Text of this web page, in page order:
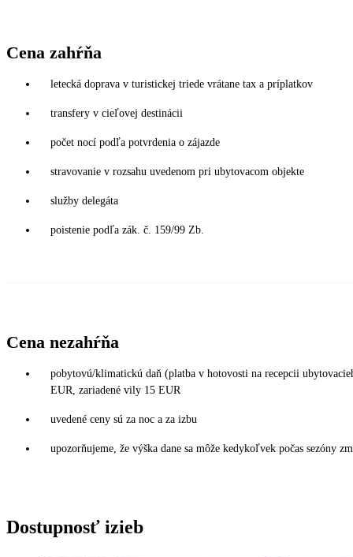
Cena zahŕňa
letecká doprava v turistickej triede vrátane tax a príplatkov
transfery v cieľovej destinácii
počet nocí podľa potvrdenia o zájazde
stravovanie v rozsahu uvedenom pri ubytovacom objekte
služby delegáta
poistenie podľa zák. č. 159/99 Zb.
Cena nezahŕňa
pobytovú/klimatickú daň (platba v hotovosti na recepcii
EUR, zariadené vily 15 EUR
uvedené ceny sú za noc a za izbu
upozorňujeme, že výška dane sa môže kedykoľvek počas sezóny
Dostupnosť izieb